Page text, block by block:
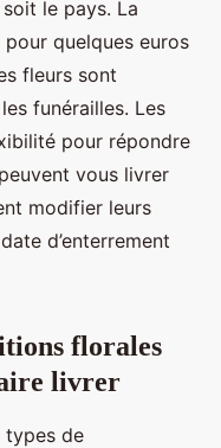
le pays. La
quelques euros
fleurs sont
funérailles. Les
pour répondre
vous livrer
modifier leurs
d’enterrement
florales
livrer
types de